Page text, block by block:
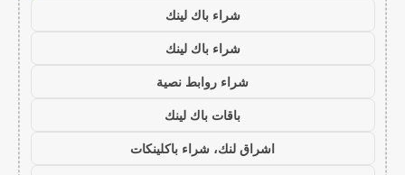
شراء باك لينك
شراء باك لينك
شراء روابط نصية
باقات باك لينك
اشراق لنك، شراء باكلينكات